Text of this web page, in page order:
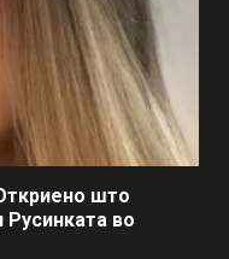
што
Русинката во